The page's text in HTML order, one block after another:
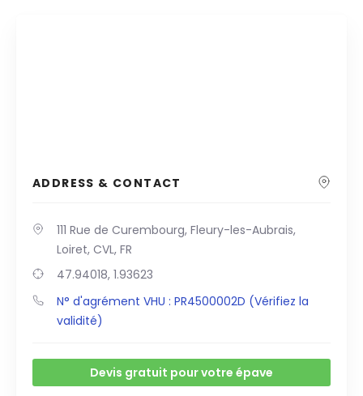
ADDRESS & CONTACT
111 Rue de Curembourg, Fleury-les-Aubrais,
Loiret, CVL, FR
47.94018, 1.93623
N° d'agrément VHU : PR4500002D (Vérifiez la
validité)
Devis gratuit pour votre épave